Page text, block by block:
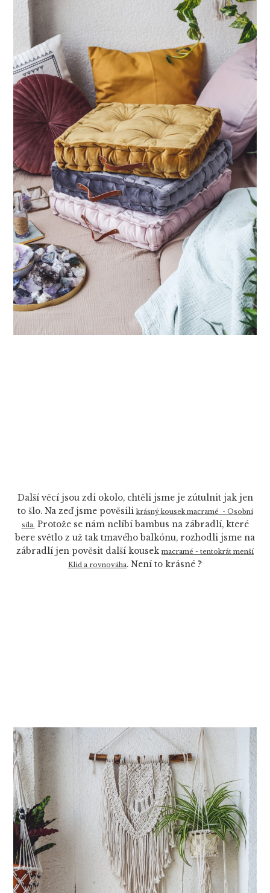
Další věcí jsou zdi okolo, chtěli jsme je zútulnit jak jen
to šlo. Na zeď jsme pověsili krásný kousek macramé - Osobní
síla. Protože se nám nelíbí bambus na zábradlí, které
bere světlo z už tak tmavého balkónu, rozhodli jsme na
zábradlí jen pověsit další kousek macramé - tentokrát menší
Klid a rovnováha. Není to krásné ?